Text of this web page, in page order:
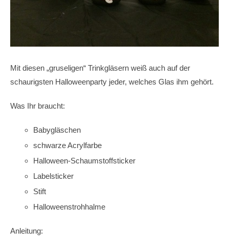
Mit diesen „gruseligen“ Trinkgläsern weiß auch auf der
schaurigsten Halloweenparty jeder, welches Glas ihm gehört.
Was Ihr braucht:
Babygläschen
schwarze Acrylfarbe
Halloween-Schaumstoffsticker
Labelsticker
Stift
Halloweenstrohhalme
Anleitung: